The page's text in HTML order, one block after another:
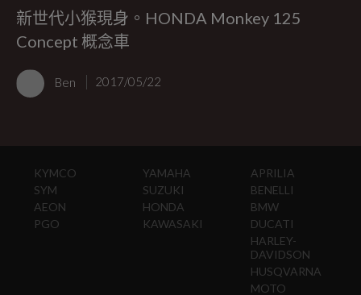
新世代小猴現身。HONDA Monkey 125
Concept 概念車
Ben 2017/05/22
KYMCO
SYM
AEON
PGO
YAMAHA
SUZUKI
HONDA
KAWASAKI
APRILIA
BENELLI
BMW
DUCATI
HARLEY-
DAVIDSON
HUSQVARNA
MOTO